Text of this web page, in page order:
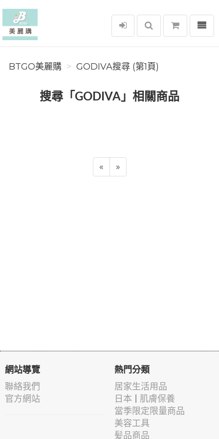
BTGO美麗購
選單
BTGO美麗購 GODIVA搜尋 (第1頁)
搜尋「GODIVA」相關商品
« »
網站導覽
聯絡我們
官方網站
熱門分類
居家生活用品
日本 | 肌膚保養
當季限定限量商品
美容工具
髪品商品